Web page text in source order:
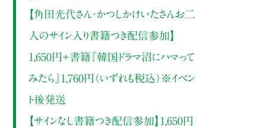
【角田光代さん・かつしかけいたさんお二
人のサイン入り書籍つき配信参加】
1,650円＋書籍『韓国ドラマ沼にハマって
みたら』1,760円（いずれも税込）※イベン
ト後発送
【サインなし書籍つき配信参加】1,650円